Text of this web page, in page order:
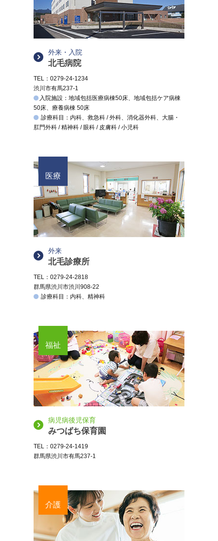
外来・入院
北毛病院
TEL：0279-24-1234
渋川市有馬237-1
入院施設：地域包括医療病棟50床、地域包括ケア病棟
50床、療養病棟 50床
診療科目：内科、救急科 / 外科、消化器外科、大腸・
肛門外科 / 精神科 / 眼科 / 皮膚科 / 小児科
医療
外来
北毛診療所
TEL：0279-24-2818
群馬県渋川市渋川908-22
診療科目：内科、精神科
福祉
病児病後児保育
みつばち保育園
TEL：0279-24-1419
群馬県渋川市有馬237-1
介護